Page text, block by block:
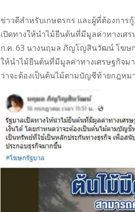
ข่าวดีสำหรับเกษตรกร และผู้ที่ต้องการ
เปิดทางให้นำไม้ยืนต้นที่มีมูลค่าทางเศ
ก.ค. 63 นางนฤมล ภิญโญสินวัฒน์ โฆษก
ให้นำไม้ยืนต้นที่มีมูลค่าทางเศรษฐกิจม
ว่าจะต้องเป็นต้นไม้ตามบัญชีท้ายกฎหม